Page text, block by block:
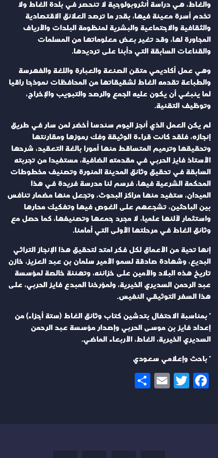
والغاط، هي دراسة أنثروبولوجية لا تنحصر في بلدة الغاط ولا
تخدم أسرة معينة فيها، بقدر ما ترصد العلائق الاقتصادية
والثقافية والاجتماعية والبشرية لمنظومة البلدات والأرياف
المجاورة لها، وقد تغير بعض معلوماتها من المسلمات
والقناعات السابقة التي دأبنا على ترديدها.
وهي عمل أكاديمي متقن الصنعة والعبارة واللغة والفهرسة
والطباعة تقدمه الغاط لشقيقاتها من المحافظات نموذجا راقيا
لما ينبغي أن يكون عليه الجمع والرصد والتبويب والإخراج،
وتوظيف التقنية.
لم يكن العمل الذي أنجز اليوم سندسا أخضر لمن سار في طريق
إنجازه، فلقد كانت قراءة الوثيقة وفك رموزها ومقارنتها
وتحقيقها وترميم المتساقط منها أمورا بالغة التعقيد، شرحها
الأستاذ فايز الحربي في مقدمته الضافية، مستفيدا من تجربته
السابقة في تحقيق وثائق المدينة المنورة وتصنيف مخطوطات
المحكمة الشرعية فيها، فرسم لنا مدرسة فريدة في هذا
الميدان، ستفيد منها مراكز البحوث، وتجعل منها مضمار تنافس
بين الباحثين، تشجعهم على الغوص فيها وتفكيك محارها
واستثمار لآلئها علميا، لا مجرد جمعها وتصنيفها، كما حصل مع
وثائق الغاط في مرحلتها الأولى التي أمامنا.
إنها تحية من الأعماق لكل فكر امتد لتحقيق هذا الإنجاز التراثي
البديع، وشهادة صادقة لسمو الأمير سلمان بن عبد العزيز، خازن
تاريخ هذه البلاد والأمين على خزائنه، وتهنئة خالصة لمؤسسة
عبد الرحمن السديري الخيرية، ولمؤرخنا المبدع فايز الحربي، على
هذا السفر التوثيقي النفيس.
* بمناسبة الاحتفال بتدشين كتاب وثائق الغاط (ستة أجزاء) من
إعداد فايز بن موسى الحربي وإصدار مؤسسة عبد الرحمن
السديري الخيرية، الغاط، الأربعاء الماضي.
* باحث وإعلامي سعودي
Facebook
Twitter
Email